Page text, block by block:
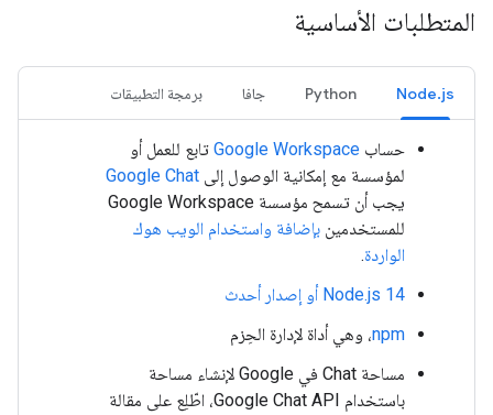
المتطلبات الأساسية
Node.js
Python جافا برمجة التطبيقات
حساب Google Workspace تابع للعمل أو
لمؤسسة مع إمكانية الوصول إلى Google Chat
يجب أن تسمح مؤسسة Google Workspace
للمستخدمين بإضافة واستخدام الويب هوك
الواردة.
Node.js 14 أو إصدار أحدث
npm، وهي أداة لإدارة الحِزم
مساحة Chat في Google لإنشاء مساحة
باستخدام Google Chat API، اطّلِع على مقالة